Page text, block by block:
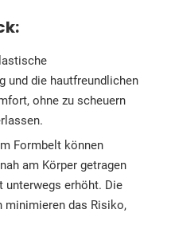
und die hautfreundlichen
ohne zu scheuern
Formbelt können
am Körper getragen
unterwegs erhöht. Die
minimieren das Risiko,